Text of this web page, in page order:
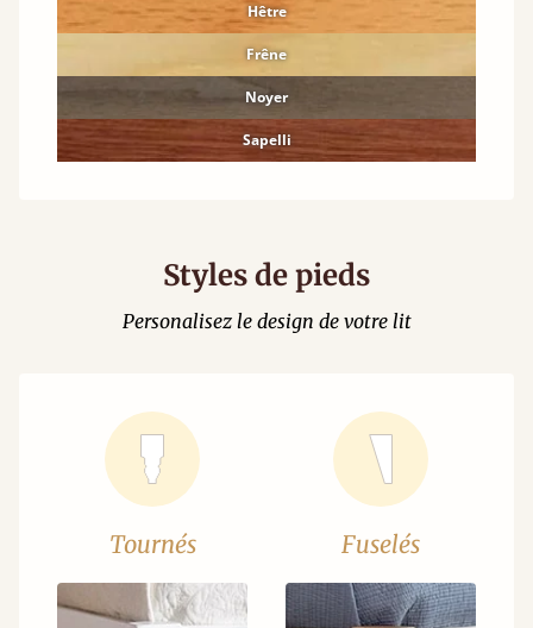
Hêtre
Frêne
Noyer
Sapelli
Styles de pieds
Personalisez le design de votre lit
Tournés Fuselés